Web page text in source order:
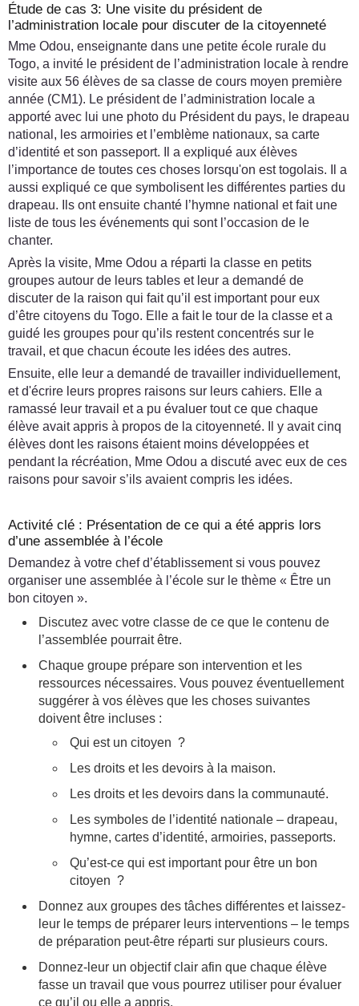
Étude de cas 3: Une visite du président de
l’administration locale pour discuter de la citoyenneté
Mme Odou, enseignante dans une petite école rurale du
Togo, a invité le président de l’administration locale à rendre
visite aux 56 élèves de sa classe de cours moyen première
année (CM1). Le président de l’administration locale a
apporté avec lui une photo du Président du pays, le drapeau
national, les armoiries et l’emblème nationaux, sa carte
d’identité et son passeport. Il a expliqué aux élèves
l’importance de toutes ces choses lorsqu'on est togolais. Il a
aussi expliqué ce que symbolisent les différentes parties du
drapeau. Ils ont ensuite chanté l’hymne national et fait une
liste de tous les événements qui sont l’occasion de le
chanter.
Après la visite, Mme Odou a réparti la classe en petits
groupes autour de leurs tables et leur a demandé de
discuter de la raison qui fait qu’il est important pour eux
d’être citoyens du Togo. Elle a fait le tour de la classe et a
guidé les groupes pour qu’ils restent concentrés sur le
travail, et que chacun écoute les idées des autres.
Ensuite, elle leur a demandé de travailler individuellement,
et d'écrire leurs propres raisons sur leurs cahiers. Elle a
ramassé leur travail et a pu évaluer tout ce que chaque
élève avait appris à propos de la citoyenneté. Il y avait cinq
élèves dont les raisons étaient moins développées et
pendant la récréation, Mme Odou a discuté avec eux de ces
raisons pour savoir s’ils avaient compris les idées.
Activité clé : Présentation de ce qui a été appris lors
d’une assemblée à l’école
Demandez à votre chef d’établissement si vous pouvez
organiser une assemblée à l’école sur le thème « Être un
bon citoyen ».
Discutez avec votre classe de ce que le contenu de
l’assemblée pourrait être.
Chaque groupe prépare son intervention et les
ressources nécessaires. Vous pouvez éventuellement
suggérer à vos élèves que les choses suivantes
doivent être incluses :
Qui est un citoyen ?
Les droits et les devoirs à la maison.
Les droits et les devoirs dans la communauté.
Les symboles de l’identité nationale – drapeau,
hymne, cartes d’identité, armoiries, passeports.
Qu’est-ce qui est important pour être un bon
citoyen ?
Donnez aux groupes des tâches différentes et laissez-
leur le temps de préparer leurs interventions – le temps
de préparation peut-être réparti sur plusieurs cours.
Donnez-leur un objectif clair afin que chaque élève
fasse un travail que vous pourrez utiliser pour évaluer
ce qu’il ou elle a appris.